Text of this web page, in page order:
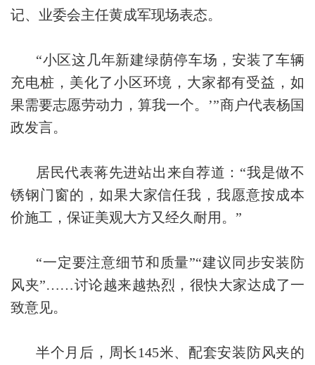
记、业委会主任黄成军现场表态。
“小区这几年新建绿荫停车场，安装了车辆
充电桩，美化了小区环境，大家都有受益，如
果需要志愿劳动力，算我一个。’”商户代表杨国
政发言。
居民代表蒋先进站出来自荐道：“我是做不
锈钢门窗的，如果大家信任我，我愿意按成本
价施工，保证美观大方又经久耐用。”
“一定要注意细节和质量”“建议同步安装防
风夹”……讨论越来越热烈，很快大家达成了一
致意见。
半个月后，周长145米、配套安装防风夹的